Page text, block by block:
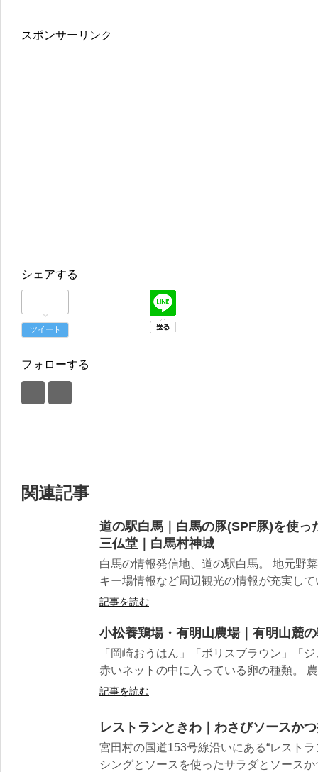
スポンサーリンク
シェアする
ツイート
フォローする
関連記事
道の駅白馬｜白馬の豚(SPF豚)を使
三仏堂｜白馬村神城
白馬の情報発信地、道の駅白馬。 地元野
キー場情報など周辺観光の情報が充実し
記事を読む
小松養鶏場・有明山農場｜有明山麓
「岡崎おうはん」「ボリスブラウン」「
赤いネットの中に入っている卵の種類。
記事を読む
レストランときわ｜わさびソースか
宮田村の国道153号線沿いにある“レスト
シングとソースを使ったサラダとソース